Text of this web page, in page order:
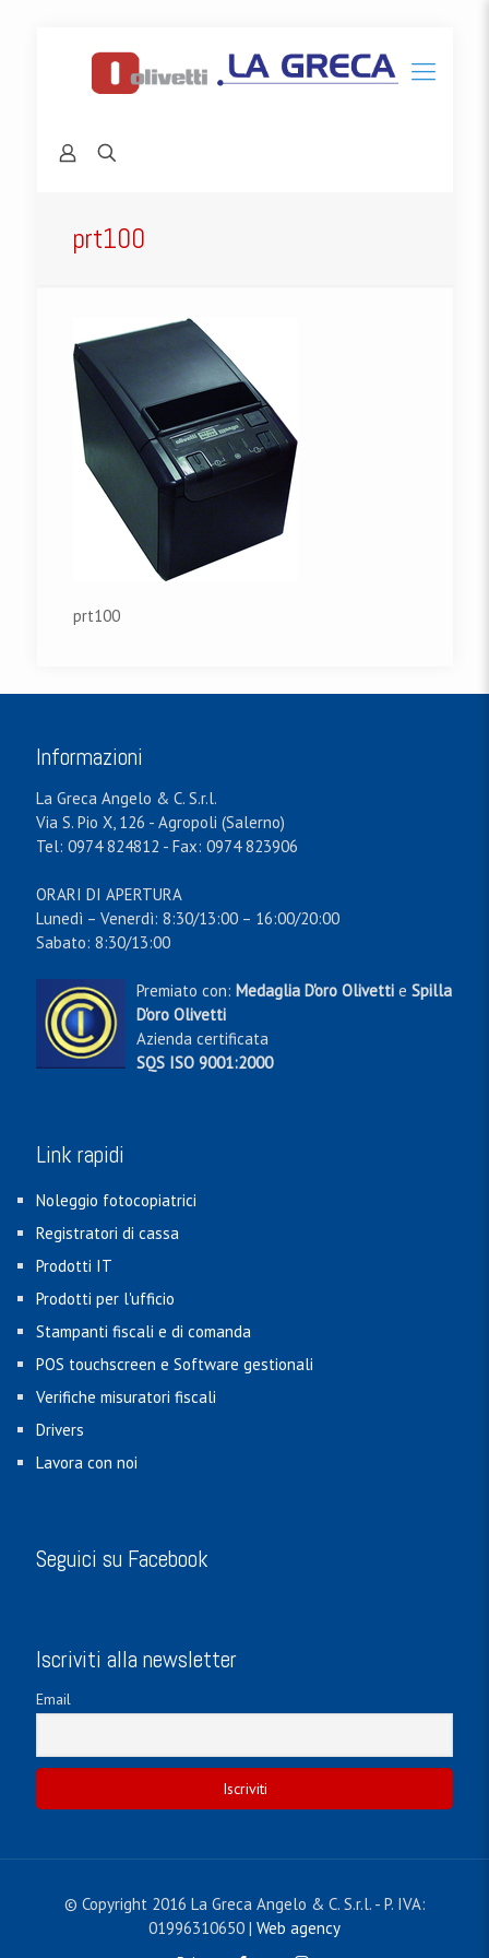
prt100
prt100
Informazioni
La Greca Angelo & C. S.r.l.
Via S. Pio X, 126 - Agropoli (Salerno)
Tel: 0974 824812 - Fax: 0974 823906
ORARI DI APERTURA
Lunedì – Venerdì: 8:30/13:00 – 16:00/20:00
Sabato: 8:30/13:00
Premiato con: Medaglia D'oro Olivetti e Spilla
D'oro Olivetti
Azienda certificata
SQS ISO 9001:2000
Link rapidi
Noleggio fotocopiatrici
Registratori di cassa
Prodotti IT
Prodotti per l'ufficio
Stampanti fiscali e di comanda
POS touchscreen e Software gestionali
Verifiche misuratori fiscali
Drivers
Lavora con noi
Seguici su Facebook
Iscriviti alla newsletter
Email
© Copyright 2016 La Greca Angelo & C. S.r.l. - P. IVA:
01996310650 | Web agency